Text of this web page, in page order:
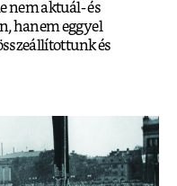
nem aktuál- és
hanem eggyel
és